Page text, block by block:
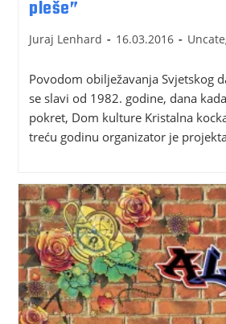
pleše”
Juraj Lenhard 16.03.2016
Povodom obilježavanja Svjetskog
se slavi od 1982. godine, dana
pokret, Dom kulture Kristalna
treću godinu organizator je